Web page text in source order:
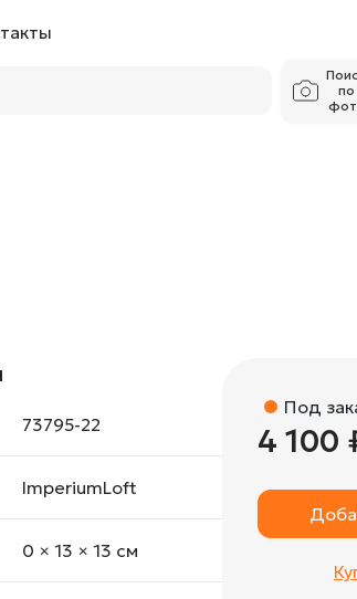
по
73795-22
ImperiumLoft
0 × 13 × 13 cм
Под
4 100